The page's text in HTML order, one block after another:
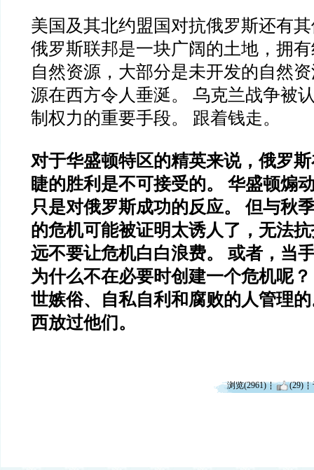
美国及其北约盟国对抗俄罗斯还有
俄罗斯联邦是一块广阔的土地，拥
自然资源，大部分是未开发的自然
源在西方令人垂涎。 乌克兰战争被
制权力的重要手段。 跟着钱走。
对于华盛顿特区的精英来说，俄罗
睫的胜利是不可接受的。 华盛顿煽
只是对俄罗斯成功的反应。 但与秋
的危机可能被证明太诱人了，无法
远不要让危机白白浪费。 或者，当
为什么不在必要时创建一个危机呢
世嫉俗、自私自利和腐败的人管理
西放过他们。
浏览(2961) (29)